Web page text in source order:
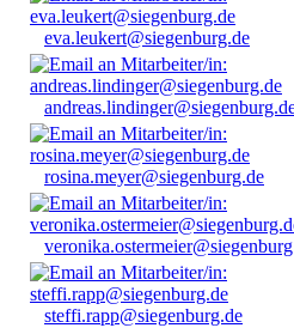
eva.leukert@siegenburg.de
rosina.meyer@siegenburg.de
steffi.rapp@siegenburg.de